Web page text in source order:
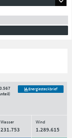
)
Energiesteckbrief
Wasser Wind
231.753 1.289.615